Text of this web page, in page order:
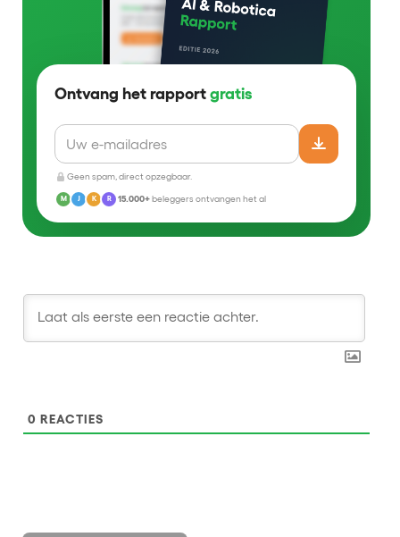
Ontvang het rapport gratis
Geen spam, direct opzegbaar.
M J K R 15.000+beleggers ontvangen het al
0 REACTIES